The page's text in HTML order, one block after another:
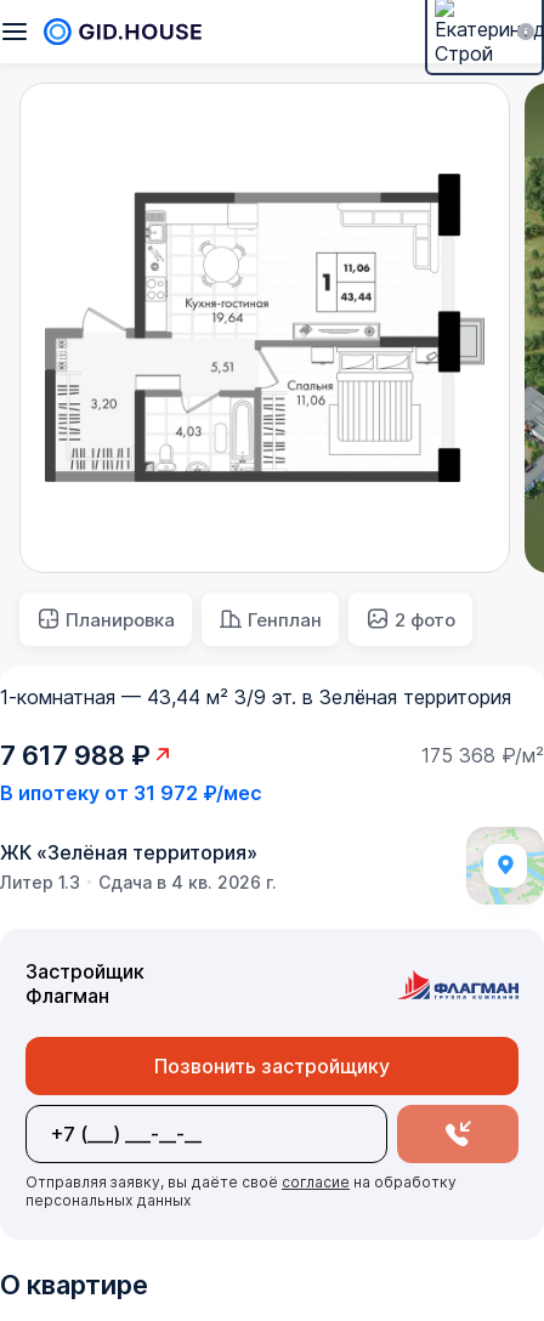
Планировка Генплан 2 фото
1-комнатная — 43,44 м² 3/9 эт. в Зелёная территория
7 617 988 ₽
175 368 ₽/м²
В ипотеку от 31 972 ₽/мес
ЖК «Зелёная территория»
Литер 1.3 Сдача в 4 кв. 2026 г.
Застройщик
Флагман
Позвонить застройщику
Отправляя заявку, вы даёте своё согласие на обработку
персональных данных
О квартире